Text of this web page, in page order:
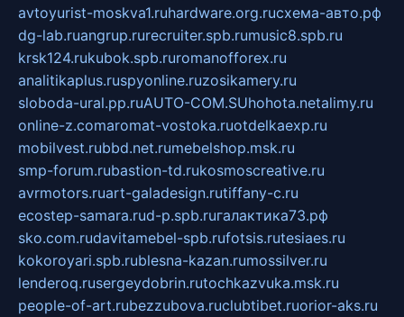
avtoyurist-moskva1.ruhardware.org.ruсхема-авто.рф
dg-lab.ruangrup.rurecruiter.spb.rumusic8.spb.ru
krsk124.rukubok.spb.ruromanofforex.ru
analitikaplus.ruspyonline.ruzosikamery.ru
sloboda-ural.pp.ruAUTO-COM.SUhohota.netalimy.ru
online-z.comaromat-vostoka.ruotdelkaexp.ru
mobilvest.rubbd.net.rumebelshop.msk.ru
smp-forum.rubastion-td.rukosmoscreative.ru
avrmotors.ruart-galadesign.rutiffany-c.ru
ecostep-samara.rud-p.spb.ruгалактика73.рф
sko.com.rudavitamebel-spb.rufotsis.rutesiaes.ru
kokoroyari.spb.rublesna-kazan.rumossilver.ru
lenderoq.rusergeydobrin.rutochkazvuka.msk.ru
people-of-art.rubezzubova.ruclubtibet.ruorior-aks.ru